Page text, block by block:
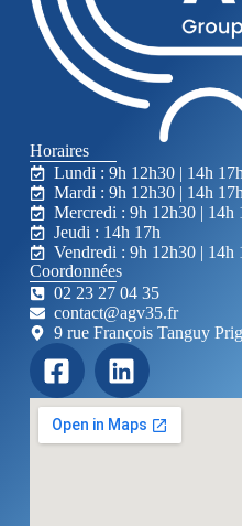
Horaires
Lundi : 9h 12h30 | 14h 17h
Mardi : 9h 12h30 | 14h 17h
Mercredi : 9h 12h30 | 14h
Jeudi : 14h 17h
Vendredi : 9h 12h30 | 14h
Coordonnées
02 23 27 04 35
contact@agv35.fr
9 rue François Tanguy